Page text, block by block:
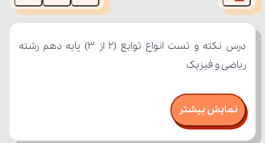
ریاضی و فیزیک
نمایش بیشتر